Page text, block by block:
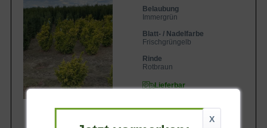
Belaubung
Immergrün
Blatt- / Nadelfarbe
Frischgrüngelb
Rinde
Rotbraun
Lieferbar
X